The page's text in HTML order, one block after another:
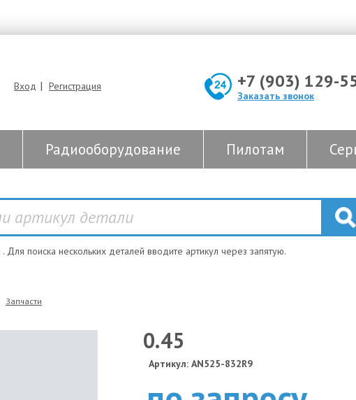
Вход | Регистрация +7 (903) 129-
Заказать звонок
Радиооборудование Пилотам
. Для поиска нескольких деталей вводите артикул через запятую.
Запчасти
0.45
Артикул: AN525-832R9